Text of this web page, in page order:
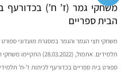
משחקי גמר (ז’ ח’) בכדורעף
הבית ספריים
משחקי חצי הגמר והגמר במסגרת מועדוני ספורט
תלמידים. אתמול,
ספורט בית ספריים בכדורעף לכיתות ז’-ח’